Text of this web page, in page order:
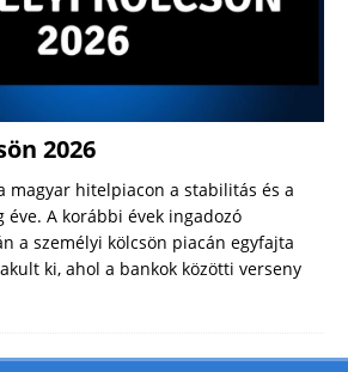
2026
magyar hitelpiacon a stabilitás és a
A korábbi évek ingadozó
a személyi kölcsön piacán egyfajta
ki, ahol a bankok közötti verseny